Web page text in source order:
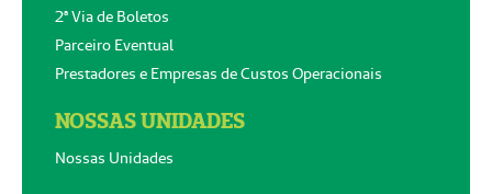
2ª Via de Boletos
Parceiro Eventual
Prestadores e Empresas de Custos Operacionais
NOSSAS UNIDADES
Nossas Unidades